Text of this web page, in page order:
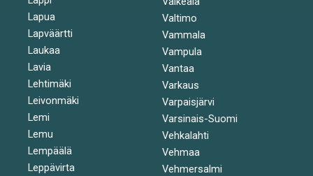
Lapua
Lapväärtti
Laukaa
Lavia
Lehtimäki
Leivonmäki
Lemi
Lemu
Lempäälä
Leppävirta
Valtimo
Vammala
Vampula
Vantaa
Varkaus
Varpaisjärvi
Varsinais-Suomi
Vehkalahti
Vehmaa
Vehmersalmi